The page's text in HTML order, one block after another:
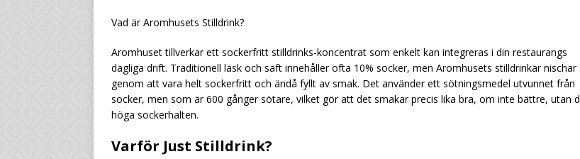
Vad är Aromhusets Stilldrink?
Aromhuset tillverkar ett sockerfritt stilldrinks-koncentrat som enkelt kan integreras i din restaurangs
dagliga drift. Traditionell läsk och saft innehåller ofta 10% socker, men Aromhusets stilldrinkar nischar
genom att vara helt sockerfritt och ändå fyllt av smak. Det använder ett sötningsmedel utvunnet från
socker, men som är 600 gånger sötare, vilket gör att det smakar precis lika bra, om inte bättre, utan
höga sockerhalten.
Varför Just Stilldrink?